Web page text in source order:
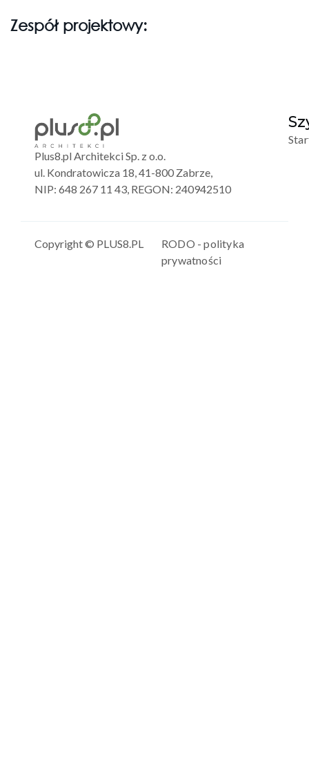
Zespół projektowy:
Plus8.pl Architekci Sp. z o.o.
ul. Kondratowicza 18, 41-800 Zabrze,
NIP: 648 267 11 43, REGON: 240942510
Copyright © PLUS8.PL
RODO - polityka
prywatności